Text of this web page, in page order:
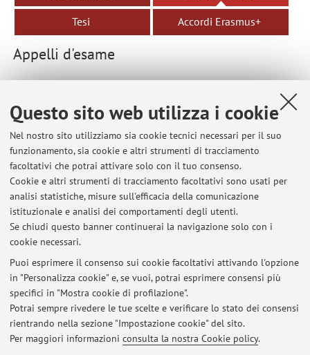
Questo sito web utilizza i cookie
Nel nostro sito utilizziamo sia cookie tecnici necessari per il suo
funzionamento, sia cookie e altri strumenti di tracciamento
facoltativi che potrai attivare solo con il tuo consenso.
Cookie e altri strumenti di tracciamento facoltativi sono usati per
analisi statistiche, misure sull'efficacia della comunicazione
istituzionale e analisi dei comportamenti degli utenti.
Se chiudi questo banner continuerai la navigazione solo con i
cookie necessari.
Puoi esprimere il consenso sui cookie facoltativi attivando l'opzione
in "Personalizza cookie" e, se vuoi, potrai esprimere consensi più
specifici in "Mostra cookie di profilazione".
Potrai sempre rivedere le tue scelte e verificare lo stato dei consensi
rientrando nella sezione "Impostazione cookie" del sito.
Per maggiori informazioni consulta la nostra Cookie policy.
Tesi Accordi Erasmus+
Appelli d'esame
Elenco degli appelli pubblicati sino ad oggi, suddivisi per
AlmaEsami.
93932 - AGEING AND REHABILITATION
ENGINEERING
34811 - BIOINGEGNERIA DELLA
RIABILITAZIONE LM
Ultimi avvisi
E' partito il progetto Mobilise-D
Pubblicato il: 17 aprile 2019